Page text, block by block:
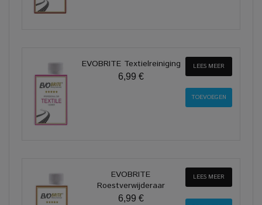
EVOBRITE Textielreiniging
6,99 €
LEES MEER
EVOBRITE
Roestverwijderaar
6,99 €
LEES MEER